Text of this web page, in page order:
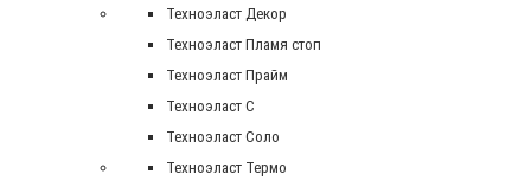
Техноэласт Декор
Техноэласт Пламя стоп
Техноэласт Прайм
Техноэласт С
Техноэласт Соло
Техноэласт Термо